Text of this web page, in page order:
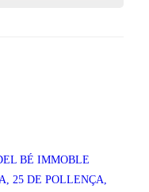
BÉ IMMOBLE
25 DE POLLENÇA,